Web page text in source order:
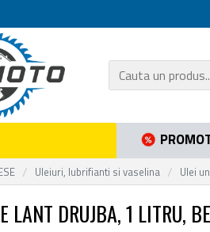
Uleiuri, lubrifianti si vaselina Ulei
LANT DRUJBA, 1 LITRU,